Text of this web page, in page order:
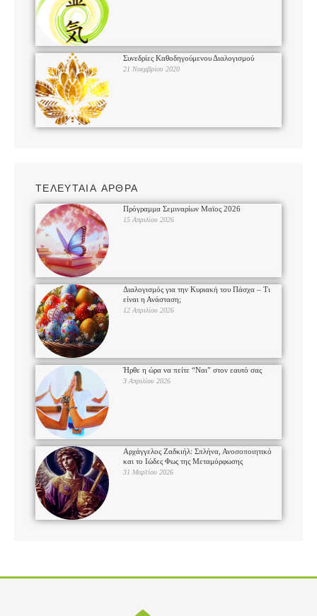
Συνεδρίες Καθοδηγούμενου Διαλογισμού
21 Νοεμβρίου 2020
ΤΕΛΕΥΤΑΙΑ ΑΡΘΡΑ
Πρόγραμμα Σεμιναρίων Μαϊος 2026
15 Απριλίου 2026
Διαλογισμός για την Κυριακή του Πάσχα – Τι
είναι η Ανάσταση;
12 Απριλίου 2026
Ήρθε η ώρα να πείτε “Ναι” στον εαυτό σας
3 Απριλίου 2026
Αρχάγγελος Ζαδκιήλ: Σπλήνα, Ανοσοποιητικό
και το Ιώδες Φως της Μεταμόρφωσης
31 Μαρτίου 2026